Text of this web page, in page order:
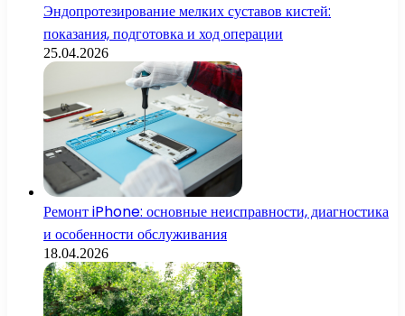
Эндопротезирование мелких суставов кистей:
показания, подготовка и ход операции
25.04.2026
Ремонт iPhone: основные неисправности, диагностика
и особенности обслуживания
18.04.2026